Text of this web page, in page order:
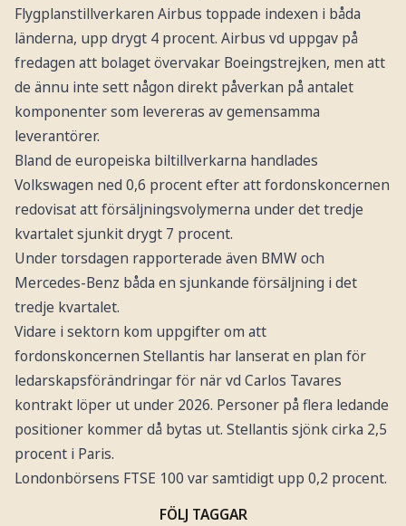
Flygplanstillverkaren Airbus toppade indexen i båda
länderna, upp drygt 4 procent. Airbus vd uppgav på
fredagen att bolaget övervakar Boeingstrejken, men att
de ännu inte sett någon direkt påverkan på antalet
komponenter som levereras av gemensamma
leverantörer.
Bland de europeiska biltillverkarna handlades
Volkswagen ned 0,6 procent efter att fordonskoncernen
redovisat att försäljningsvolymerna under det tredje
kvartalet sjunkit drygt 7 procent.
Under torsdagen rapporterade även BMW och
Mercedes-Benz båda en sjunkande försäljning i det
tredje kvartalet.
Vidare i sektorn kom uppgifter om att
fordonskoncernen Stellantis har lanserat en plan för
ledarskapsförändringar för när vd Carlos Tavares
kontrakt löper ut under 2026. Personer på flera ledande
positioner kommer då bytas ut. Stellantis sjönk cirka 2,5
procent i Paris.
Londonbörsens FTSE 100 var samtidigt upp 0,2 procent.
FÖLJ TAGGAR